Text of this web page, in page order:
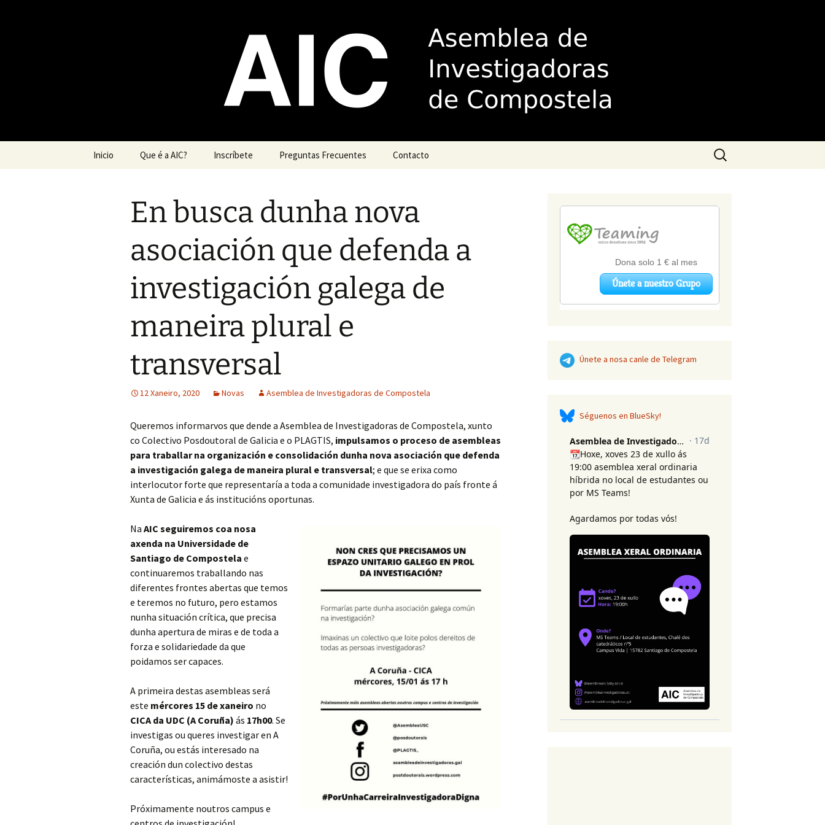
Asemblea de Investigadoras de
Compostela
Inicio Que é a AIC? Inscríbete Preguntas Frecuentes
Complemento por
antigüidade (trienios)
Guía de boas prácticas
para dirixir e/ou titorizar
teses
Guía para depósito e
defensa da tese na USC
Indemnización por
extinción de contrato
EPIPF
laboral
Contacto
Buscar:
En busca dunha nova
asociación que defenda a
investigación galega de
maneira plural e
transversal
12 Xaneiro, 2020 Novas Asemblea de Investigadoras de Compostela
Queremos informarvos que dende a Asemblea de Investigadoras de Compostela, xunto
co Colectivo Posdoutoral de Galicia e o PLAGTIS, impulsamos o proceso de asembleas
para traballar na organización e consolidación dunha nova asociación que defenda
a investigación galega de maneira plural e transversal; e que se erixa como
interlocutor forte que representaría a toda a comunidade investigadora do país fronte á
Xunta de Galicia e ás institucións oportunas.
Na AIC seguiremos coa nosa
axenda na Universidade de
Santiago de Compostela e
continuaremos traballando nas
diferentes frontes abertas que temos
e teremos no futuro, pero estamos
nunha situación crítica, que precisa
dunha apertura de miras e de toda a
forza e solidariedade da que
poidamos ser capaces.
A primeira destas asembleas será
este mércores 15 de xaneiro no
CICA da UDC (A Coruña) ás 17h00. Se
investigas ou queres investigar en A
Coruña, ou estás interesado na
creación dun colectivo destas
características, animámoste a asistir!
Próximamente noutros campus e
Únete a nosa canle de Telegram
Séguenos en BlueSky!